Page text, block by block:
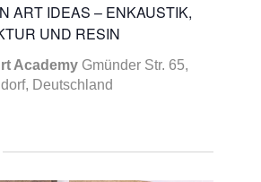
ART IDEAS – ENKAUSTIK,
UND RESIN
Academy Gmünder Str. 65,
Deutschland